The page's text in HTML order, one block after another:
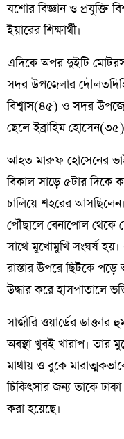
যশোর বিজ্ঞান ও প্রযুক্তি
ইয়ারের শিক্ষার্থী।
এদিকে অপর দুইটি
সদর উপজেলার দৌলতদিহি
বিশ্বাস(৪৫) ও সদর
ছেলে ইব্রাহিম
আহত মারুফ হোসেনের
বিকাল সাড়ে ৫টার দিকে
চালিয়ে শহরের
পৌঁছালে বেনাপোল থেকে
সাথে মুখোমুখি সংঘর্ষ
রাস্তার উপরে ছিটকে পড়ে
উদ্ধার করে হাসপাতালে
সার্জারি ওয়ার্ডের
অবস্থা খুবই খারাপ। তার
মাথায় ও বুকে
চিকিৎসার জন্য তাকে
করা হয়েছে।